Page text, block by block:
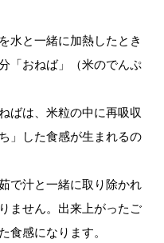
水と一緒に加熱したとき
「おねば」（米のでんぷ
ばは、米粒の中に再吸収
」した食感が生まれるの
で汁と一緒に取り除かれ
ません。出来上がったご
食感になります。